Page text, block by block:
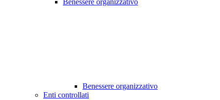
Benessere organizzativo
Benessere organizzativo
Enti controllati